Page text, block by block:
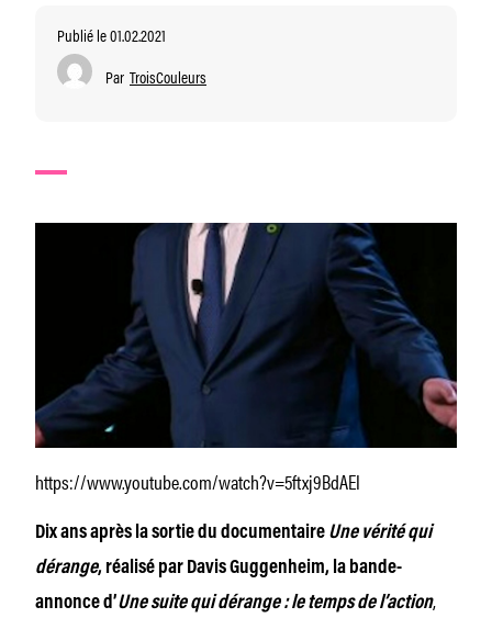
Publié le 01.02.2021
Par TroisCouleurs
https://www.youtube.com/watch?v=5ftxj9BdAEI
Dix ans après la sortie du documentaire Une vérité qui
dérange, réalisé par Davis Guggenheim, la bande-
annonce d’Une suite qui dérange : le temps de l’action,